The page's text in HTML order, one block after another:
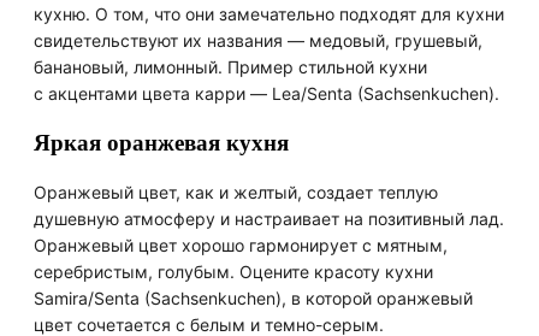
кухню. О том, что они замечательно подходят для кухни
свидетельствуют их названия — медовый, грушевый,
банановый, лимонный. Пример стильной кухни
с акцентами цвета карри — Lea/Senta (Sachsenkuchen).
Яркая оранжевая кухня
Оранжевый цвет, как и желтый, создает теплую
душевную атмосферу и настраивает на позитивный лад.
Оранжевый цвет хорошо гармонирует с мятным,
серебристым, голубым. Оцените красоту кухни
Samira/Senta (Sachsenkuchen), в которой оранжевый
цвет сочетается с белым и темно-серым.